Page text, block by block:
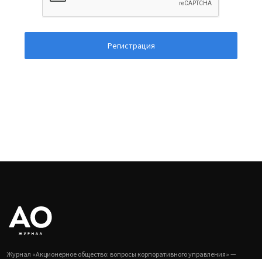
Регистрация
Журнал «Акционерное общество: вопросы корпоративного управления» —